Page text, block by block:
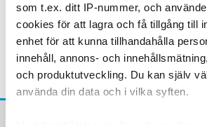
som t.ex. ditt IP-nummer, och
cookies för att lagra och få tillgång till
enhet för att kunna tillhandahålla
innehåll, annons- och
och produktutveckling. Du kan själv
använda din data och i vilka syften.
Snabb leverans
3–5 vardagar
Hög kundnöjdhet
4,5 på Trustpilot